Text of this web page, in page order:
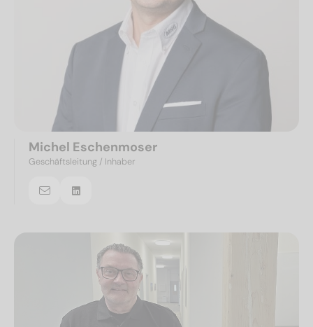
Michel Eschenmoser
Geschäftsleitung / Inhaber